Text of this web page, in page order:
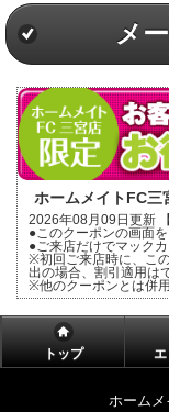
メ
ホームメイトFC三
2026年08月09日更新
●このクーポンの画面
●ご来店だけでマック
※初回ご来店時に、こ
出の場合、割引適用は
※他のクーポンとは併用
トップ
ホーム